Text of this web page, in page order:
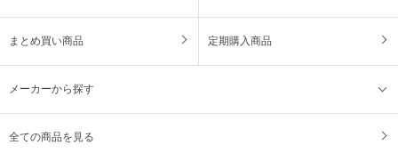
まとめ買い商品 定期購入商品
メーカーから探す
全ての商品を見る